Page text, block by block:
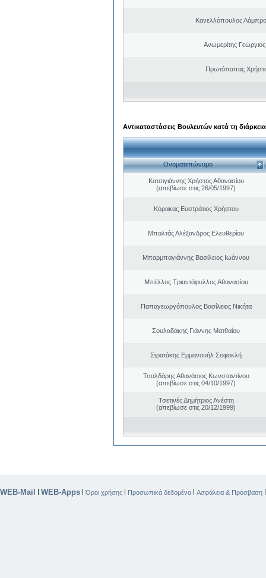
Κανελλόπουλος
Ανωμερίτης
Πρωτόπαπας
Αντικαταστάσεις Βουλευτών κατά τη
Ονοματεπώνυμο
Κατσιγιάννης Χρήστος Αθανασίου
(απεβίωσε στις 26/05/1997)
Κόρακας Ευστράτιος Χρήστου
Μπαλτάς Αλέξανδρος Ελευθερίου
Μπαρμπαγιάννης Βασίλειος Ιωάννου
Μπέλλος Τριαντάφυλλος Αθανασίου
Παπαγεωργόπουλος Βασίλειος Νικήτα
Σουλαδάκης Γιάννης Ματθαίου
Στρατάκης Εμμανουήλ Σοφοκλή
Τσαλδάρης Αθανάσιος Κωνσταντίνου
(απεβίωσε στις 04/10/1997)
Τσετινές Δημήτριος Ανέστη
(απεβίωσε στις 20/12/1999)
WEB-Mail | WEB-Apps |Όροι χρήσης | Προσωπικά δεδομένα | Ασφάλεια & Πρόσβαση